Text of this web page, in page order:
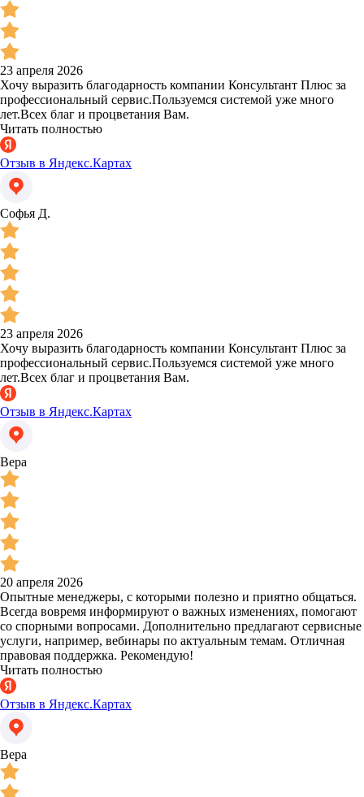
23 апреля 2026
Хочу выразить благодарность компании Консультант Плюс за
профессиональный сервис.Пользуемся системой уже много
лет.Всех благ и процветания Вам.
Читать полностью
Отзыв в Яндекс.Картах
Софья Д.
23 апреля 2026
Хочу выразить благодарность компании Консультант Плюс за
профессиональный сервис.Пользуемся системой уже много
лет.Всех благ и процветания Вам.
Отзыв в Яндекс.Картах
Вера
20 апреля 2026
Опытные менеджеры, с которыми полезно и приятно общаться.
Всегда вовремя информируют о важных изменениях, помогают
со спорными вопросами. Дополнительно предлагают сервисные
услуги, например, вебинары по актуальным темам. Отличная
правовая поддержка. Рекомендую!
Читать полностью
Отзыв в Яндекс.Картах
Вера